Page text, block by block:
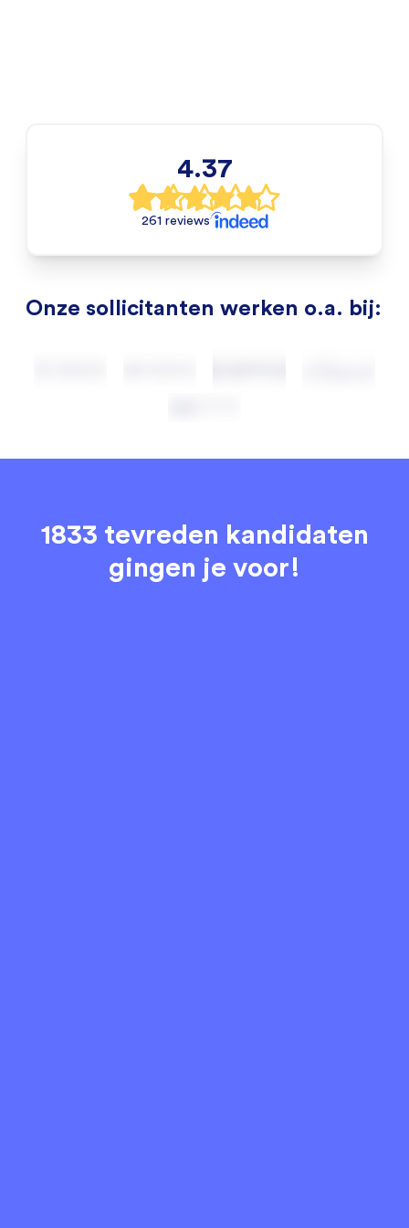
4.37
261 reviews
Onze sollicitanten werken o.a. bij:
1833 tevreden kandidaten
gingen je voor!